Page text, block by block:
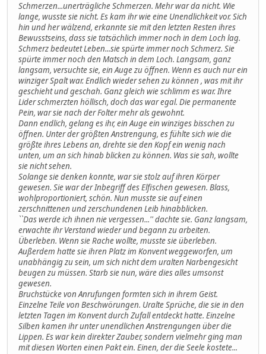
Schmerzen...unerträgliche Schmerzen. Mehr war da nicht. Wie
lange, wusste sie nicht. Es kam ihr wie eine Unendlichkeit vor. Sich
hin und her wälzend, erkannte sie mit den letzten Resten ihres
Bewusstseins, dass sie tatsächlich immer noch in dem Loch lag.
Schmerz bedeutet Leben...sie spürte immer noch Schmerz. Sie
spürte immer noch den Matsch in dem Loch. Langsam, ganz
langsam, versuchte sie, ein Auge zu öffnen. Wenn es auch nur ein
winziger Spalt war. Endlich wieder sehen zu können , was mit ihr
geschieht und geschah. Ganz gleich wie schlimm es war. Ihre
Lider schmerzten höllisch, doch das war egal. Die permanente
Pein, war sie nach der Folter mehr als gewohnt.
Dann endlich, gelang es ihr, ein Auge ein winziges bisschen zu
öffnen. Unter der größten Anstrengung, es fühlte sich wie die
größte ihres Lebens an, drehte sie den Kopf ein wenig nach
unten, um an sich hinab blicken zu können. Was sie sah, wollte
sie nicht sehen.
Solange sie denken konnte, war sie stolz auf ihren Körper
gewesen. Sie war der Inbegriff des Elfischen gewesen. Blass,
wohlproportioniert, schön. Nun musste sie auf einen
zerschnittenen und zerschundenen Leib hinabblicken.
``Das werde ich ihnen nie vergessen...'' dachte sie. Ganz langsam,
erwachte ihr Verstand wieder und begann zu arbeiten.
Überleben. Wenn sie Rache wollte, musste sie überleben.
Außerdem hatte sie ihren Platz im Konvent weggeworfen, um
unabhängig zu sein, um sich nicht dem uralten Narbengesicht
beugen zu müssen. Starb sie nun, wäre dies alles umsonst
gewesen.
Bruchstücke von Anrufungen formten sich in ihrem Geist.
Einzelne Teile von Beschwörungen. Uralte Sprüche, die sie in den
letzten Tagen im Konvent durch Zufall entdeckt hatte. Einzelne
Silben kamen ihr unter unendlichen Anstrengungen über die
Lippen. Es war kein direkter Zauber, sondern vielmehr ging man
mit diesen Worten einen Pakt ein. Einen, der die Seele kostete...